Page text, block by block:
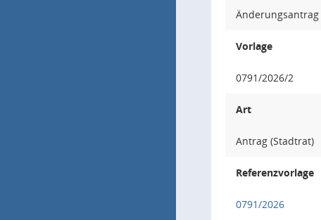
Änderungsantrag
Vorlage
0791/2026/2
Art
Antrag (Stadtrat)
Referenzvorlage
0791/2026